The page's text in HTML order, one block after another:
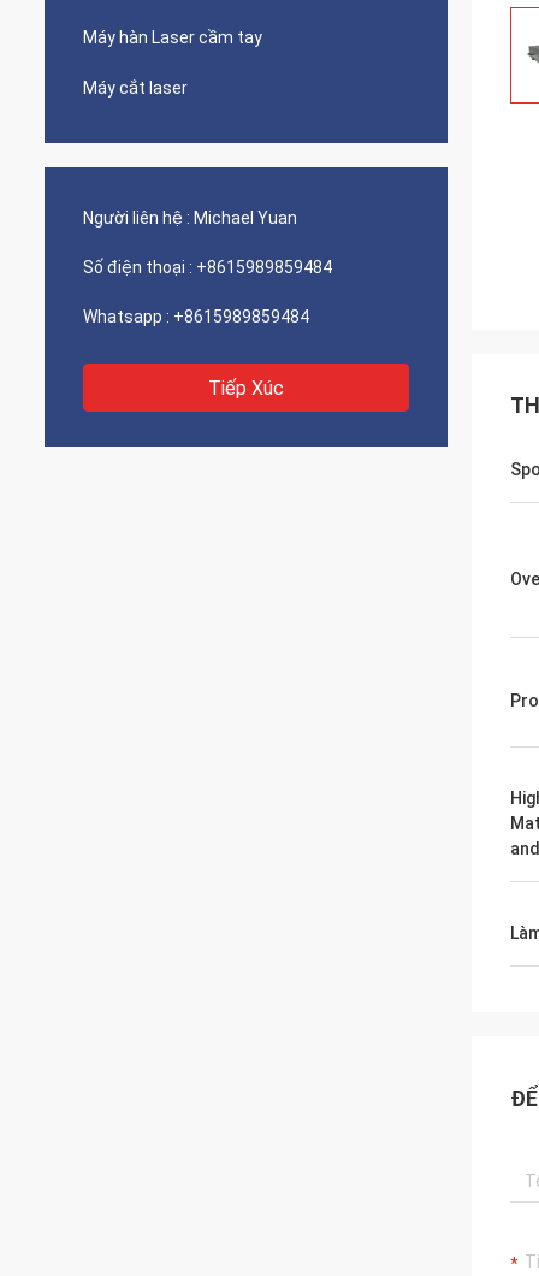
Máy hàn Laser cầm tay
Máy cắt laser
Người liên hệ : Michael Yuan
Số điện thoại : +8615989859484
Whatsapp : +8615989859484
Tiếp Xúc